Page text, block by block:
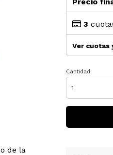
de la
3
Ver cuotas
Cantidad